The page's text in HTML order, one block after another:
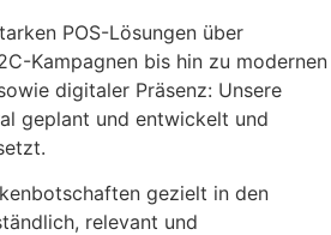
POS-Lösungen über
Kampagnen bis hin zu modernen
digitaler Präsenz: Unsere
geplant und entwickelt und
gezielt in den
relevant und